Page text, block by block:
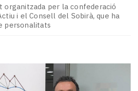
organitzada per la confederació
i el Consell del Sobirà, que ha
personalitats